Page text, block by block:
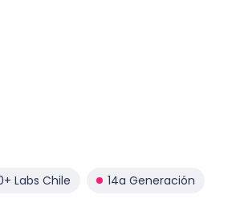
Labs Chile 14a Generación